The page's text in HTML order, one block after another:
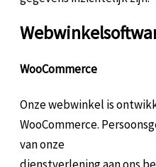
WooCommerce
Onze webwinkel is
WooCommerce.
van onze